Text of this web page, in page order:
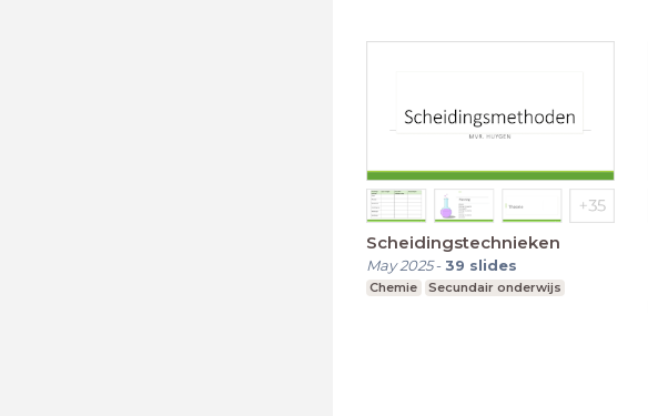
Scheidingstechnieken
May 2025-39 slides
Chemie Secundair onderwijs